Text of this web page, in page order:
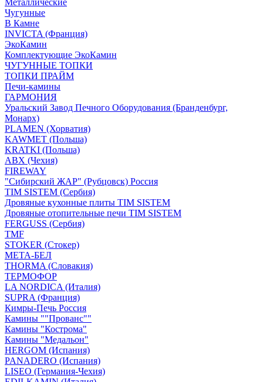
Металлические
Чугунные
В Камне
INVICTA (Франция)
ЭкоКамин
Комплектующие ЭкоКамин
ЧУГУННЫЕ ТОПКИ
ТОПКИ ПРАЙМ
Печи-камины
ГАРМОНИЯ
Уральский Завод Печного Оборудования (Бранденбург,
Монарх)
PLAMEN (Хорватия)
KAWMET (Польша)
KRATKI (Польша)
ABX (Чехия)
FIREWAY
"Сибирский ЖАР" (Рубцовск) Россия
TIM SISTEM (Сербия)
Дровяные кухонные плиты TIM SISTEM
Дровяные отопительные печи TIM SISTEM
FERGUSS (Сербия)
TMF
STOKER (Стокер)
МЕТА-БЕЛ
THORMA (Словакия)
ТЕРМОФОР
LA NORDICA (Италия)
SUPRA (Франция)
Кимры-Печь Россия
Камины ""Прованс""
Камины "Кострома"
Камины "Медальон"
HERGOM (Испания)
PANADERO (Испания)
LISEO (Германия-Чехия)